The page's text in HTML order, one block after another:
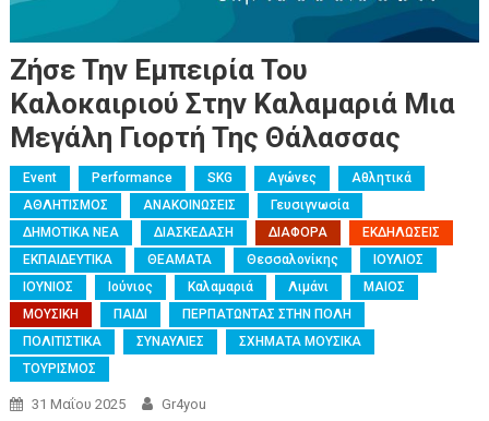
Ζήσε Την Εμπειρία Του
Καλοκαιριού Στην Καλαμαριά Μια
Μεγάλη Γιορτή Της Θάλασσας
Event Performance SKG Αγώνες
Αθλητικά
ΑΘΛΗΤΙΣΜΟΣ
ΑΝΑΚΟΙΝΩΣΕΙΣ
Γευσιγνωσία
ΔΗΜΟΤΙΚΑ ΝΕΑ
ΔΙΑΣΚΕΔΑΣΗ ΔΙΑΦΟΡΑ
ΕΚΔΗΛΩΣΕΙΣ
ΕΚΠΑΙΔΕΥΤΙΚΑ
ΘΕΑΜΑΤΑ Θεσσαλονίκης
ΙΟΥΛΙΟΣ
ΙΟΥΝΙΟΣ
Ιούνιος Καλαμαριά Λιμάνι
ΜΑΙΟΣ
ΜΟΥΣΙΚΗ
ΠΑΙΔΙ
ΠΕΡΠΑΤΩΝΤΑΣ ΣΤΗΝ ΠΟΛΗ
ΠΟΛΙΤΙΣΤΙΚΑ
ΣΥΝΑΥΛΙΕΣ
ΣΧΗΜΑΤΑ ΜΟΥΣΙΚΑ
ΤΟΥΡΙΣΜΟΣ
31 Μαΐου 2025 Gr4you